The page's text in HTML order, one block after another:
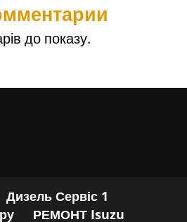
до показу.
Дизель Сервіс 1
РЕМОНТ Isuzu